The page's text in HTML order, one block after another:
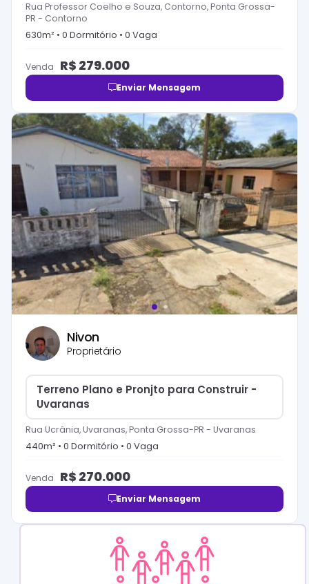
Rua Professor Coelho e Souza, Contorno, Ponta Grossa-
PR - Contorno
630m² • 0 Dormitório • 0 Vaga
Venda R$ 279.000
Enviar Mensagem
Nivon
Proprietário
Terreno Plano e Pronjto para Construir -
Uvaranas
Rua Ucrânia, Uvaranas, Ponta Grossa-PR - Uvaranas
440m² • 0 Dormitório • 0 Vaga
Venda R$ 270.000
Enviar Mensagem